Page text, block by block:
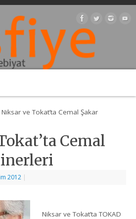
Niksar ve Tokat’ta Cemal Şakar
Cemal
2012 |
Niksar ve Tokat’ta TOKAD